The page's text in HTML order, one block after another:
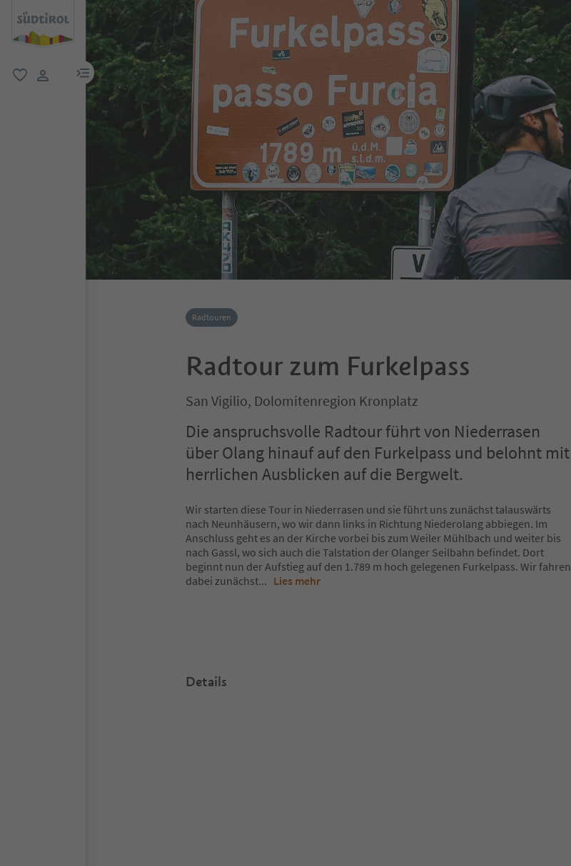
menu link
Radtouren
Radtour zum Furkelpass
San Vigilio, Dolomitenregion Kronplatz
Die anspruchsvolle Radtour führt von Niederrasen
über Olang hinauf auf den Furkelpass und belohnt mit
herrlichen Ausblicken auf die Bergwelt.
Wir starten diese Tour in Niederrasen und sie führt uns zunächst talauswärts
nach Neunhäusern, wo wir dann links in Richtung Niederolang abbiegen. Im
Anschluss geht es an der Kirche vorbei bis zum Weiler Mühlbach und weiter bis
nach Gassl, wo sich auch die Talstation der Olanger Seilbahn befindet. Dort
beginnt nun der Aufstieg auf den 1.789 m hoch gelegenen Furkelpass. Wir fahren
dabei zunächst... Lies mehr
Details